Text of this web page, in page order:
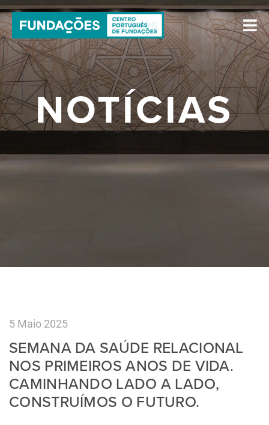
NOTÍCIAS
5 Maio 2025
SEMANA DA SAÚDE RELACIONAL
NOS PRIMEIROS ANOS DE VIDA.
CAMINHANDO LADO A LADO,
CONSTRUÍMOS O FUTURO.